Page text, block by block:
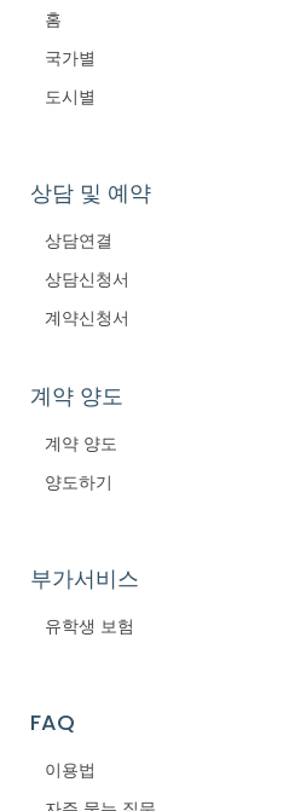
홈
국가별
도시별
상담 및 예약
상담연결
상담신청서
계약신청서
계약 양도
계약 양도
양도하기
부가서비스
유학생 보험
FAQ
이용법